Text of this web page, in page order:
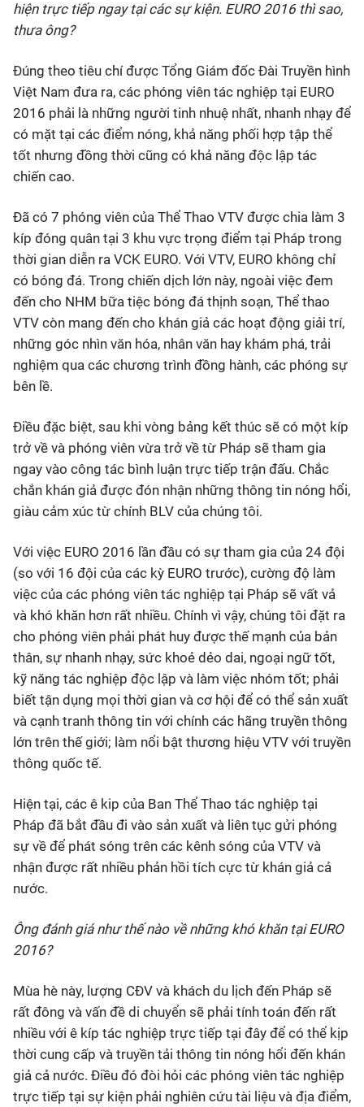
hiện trực tiếp ngay tại các sự kiện. EURO 2016 thì sao,
thưa ông?
Đúng theo tiêu chí được Tổng Giám đốc Đài Truyền hình
Việt Nam đưa ra, các phóng viên tác nghiệp tại EURO
2016 phải là những người tinh nhuệ nhất, nhanh nhạy để
có mặt tại các điểm nóng, khả năng phối hợp tập thể
tốt nhưng đồng thời cũng có khả năng độc lập tác
chiến cao.
Đã có 7 phóng viên của Thể Thao VTV được chia làm 3
kíp đóng quân tại 3 khu vực trọng điểm tại Pháp trong
thời gian diễn ra VCK EURO. Với VTV, EURO không chỉ
có bóng đá. Trong chiến dịch lớn này, ngoài việc đem
đến cho NHM bữa tiệc bóng đá thịnh soạn, Thể thao
VTV còn mang đến cho khán giả các hoạt động giải trí,
những góc nhìn văn hóa, nhân văn hay khám phá, trải
nghiệm qua các chương trình đồng hành, các phóng sự
bên lề.
Điều đặc biệt, sau khi vòng bảng kết thúc sẽ có một kíp
trở về và phóng viên vừa trở về từ Pháp sẽ tham gia
ngay vào công tác bình luận trực tiếp trận đấu. Chắc
chắn khán giả được đón nhận những thông tin nóng hổi,
giàu cảm xúc từ chính BLV của chúng tôi.
Với việc EURO 2016 lần đầu có sự tham gia của 24 đội
(so với 16 đội của các kỳ EURO trước), cường độ làm
việc của các phóng viên tác nghiệp tại Pháp sẽ vất vả
và khó khăn hơn rất nhiều. Chính vì vậy, chúng tôi đặt ra
cho phóng viên phải phát huy được thế mạnh của bản
thân, sự nhanh nhạy, sức khoẻ dẻo dai, ngoại ngữ tốt,
kỹ năng tác nghiệp độc lập và làm việc nhóm tốt; phải
biết tận dụng mọi thời gian và cơ hội để có thể sản xuất
và cạnh tranh thông tin với chính các hãng truyền thông
lớn trên thế giới; làm nổi bật thương hiệu VTV với truyền
thông quốc tế.
Hiện tại, các ê kip của Ban Thể Thao tác nghiệp tại
Pháp đã bắt đầu đi vào sản xuất và liên tục gửi phóng
sự về để phát sóng trên các kênh sóng của VTV và
nhận được rất nhiều phản hồi tích cực từ khán giả cả
nước.
Ông đánh giá như thế nào về những khó khăn tại EURO
2016?
Mùa hè này, lượng CĐV và khách du lịch đến Pháp sẽ
rất đông và vấn đề di chuyển sẽ phải tính toán đến rất
nhiều với ê kíp tác nghiệp trực tiếp tại đây để có thể kịp
thời cung cấp và truyền tải thông tin nóng hổi đến khán
giả cả nước. Điều đó đòi hỏi các phóng viên tác nghiệp
trực tiếp tại sự kiện phải nghiên cứu tài liệu và địa điểm,